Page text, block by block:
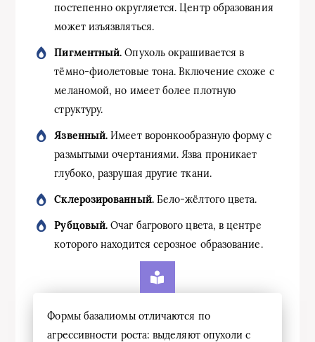
постепенно округляется. Центр образования
может изъязвляться.
Пигментный. Опухоль окрашивается в
тёмно-фиолетовые тона. Включение схоже с
меланомой, но имеет более плотную
структуру.
Язвенный. Имеет воронкообразную форму с
размытыми очертаниями. Язва проникает
глубоко, разрушая другие ткани.
Склерозированный.Бело-жёлтого цвета.
Рубцовый. Очаг багрового цвета, в центре
которого находится серозное образование.
Формы базалиомы отличаются по
агрессивности роста: выделяют опухоли с